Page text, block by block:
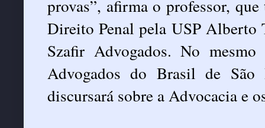
provas”, afirma o professor,
Direito Penal pela USP
Szafir Advogados. No
Advogados do Brasil de
discursará sobre a Advocacia e